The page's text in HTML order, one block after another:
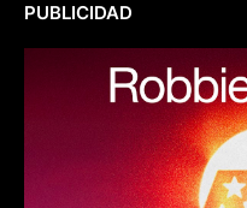
PUBLICIDAD